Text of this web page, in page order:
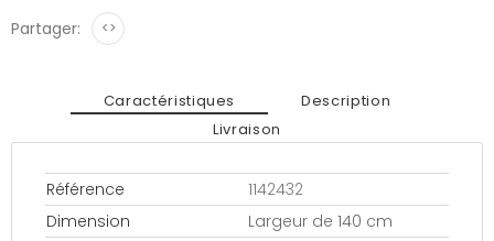
Partager: <>
Caractéristiques
Description
Livraison
Référence
1142432
Dimension
Largeur de 140 cm